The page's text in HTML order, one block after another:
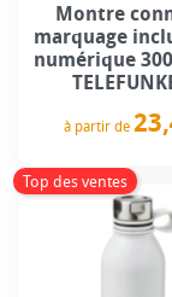
Montre
marquage
numérique
à partir de
Top des ventes